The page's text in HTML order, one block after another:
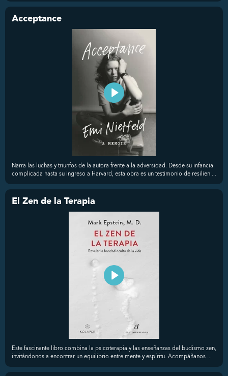
Acceptance
Narra las luchas y triunfos de la autora frente a la adversidad. Desde su infancia
complicada hasta su ingreso a Harvard, esta obra es un testimonio de resilien ...
El Zen de la Terapia
Este fascinante libro combina la psicoterapia y las enseñanzas del budismo zen,
invitándonos a encontrar un equilibrio entre mente y espíritu. Acompáñanos ...